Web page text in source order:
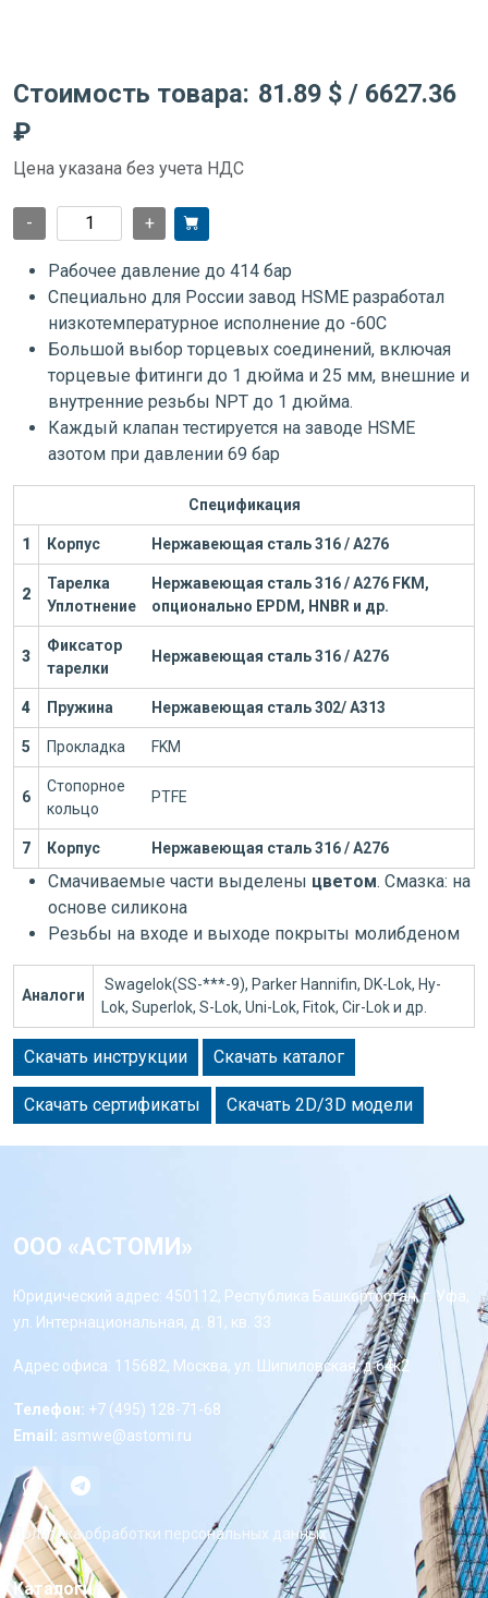
Стоимость товара: 81.89 $ / 6627.36
₽
Цена указана без учета НДС
- +
Рабочее давление до 414 бар
Специально для России завод HSME разработал
низкотемпературное исполнение до -60С
Большой выбор торцевых соединений, включая
торцевые фитинги до 1 дюйма и 25 мм, внешние и
внутренние резьбы NPT до 1 дюйма.
Каждый клапан тестируется на заводе HSME
азотом при давлении 69 бар
Спецификация
1 Корпус Нержавеющая сталь 316 / А276
2
Тарелка
Уплотнение
Нержавеющая сталь 316 / А276 FKM,
опционально EPDM, HNBR и др.
3
Фиксатор
тарелки
Нержавеющая сталь 316 / А276
4 Пружина Нержавеющая сталь 302/ А313
5 Прокладка FKM
6
Стопорное
кольцо
PTFE
7 Корпус Нержавеющая сталь 316 / А276
Смачиваемые части выделены цветом. Смазка: на
основе силикона
Резьбы на входе и выходе покрыты молибденом
Аналоги
Swagelok(SS-***-9), Parker Hannifin, DK-Lok, Hy-
Lok, Superlok, S-Lok, Uni-Lok, Fitok, Cir-Lok и др.
Скачать инструкции Скачать каталог
Скачать сертификаты Скачать 2D/3D модели
ООО «АСТОМИ»
Юридический адрес: 450112, Республика Башкортостан, г. Уфа,
ул. Интернациональная, д. 81, кв. 33
Адрес офиса: 115682, Москва, ул. Шипиловская, д 64к2
Телефон: +7 (495) 128-71-68
Email: asmwe@astomi.ru
Политика обработки персональных данных
Каталоги